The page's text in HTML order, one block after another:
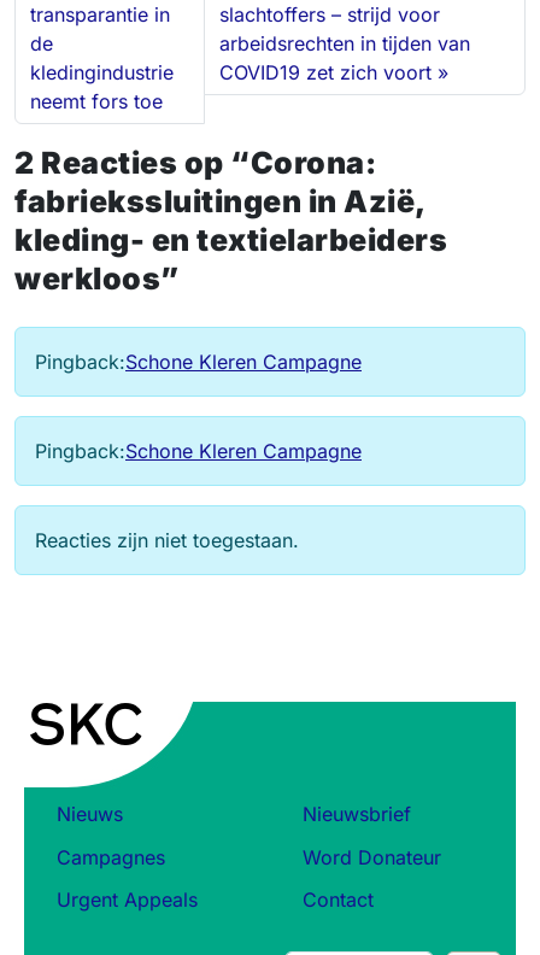
transparantie in
de
kledingindustrie
neemt fors toe
slachtoffers – strijd voor
arbeidsrechten in tijden van
COVID19 zet zich voort
2 Reacties op “Corona:
fabriekssluitingen in Azië,
kleding- en textielarbeiders
werkloos”
Pingback:Schone Kleren Campagne
Pingback:Schone Kleren Campagne
Reacties zijn niet toegestaan.
Nieuws
Campagnes
Urgent Appeals
Nieuwsbrief
Word Donateur
Contact